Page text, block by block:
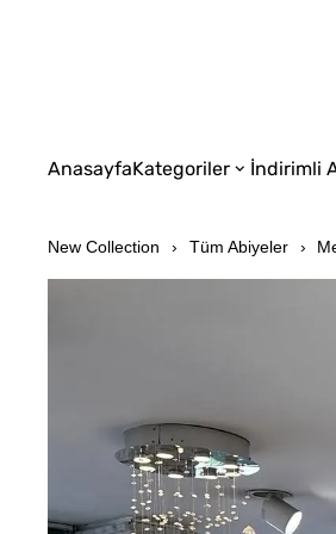
AnasayfaKategoriler İndirimli
New Collection Tüm Abiyeler